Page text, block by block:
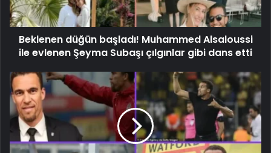
Beklenen düğün başladı! Muhammed Alsaloussi
ile evlenen Şeyma Subaşı çılgınlar gibi dans etti